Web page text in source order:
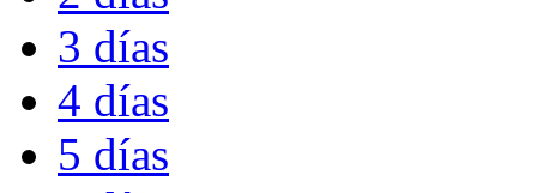
3 días
4 días
5 días